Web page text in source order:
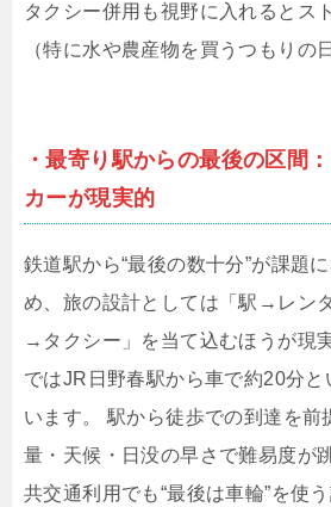
タクシー併用も視野に入れるとス
（特に水や農産物を買うつもりの
・最寄り駅からの最後の区間
カーが現実的
鉄道駅から“最後の数十分”が課題
め、旅の設計としては「駅→レン
→タクシー」を当て込むほうが現
ではJR日野春駅から車で約20分と
います。 駅から徒歩での到達を前
量・天候・日没の早さで難易度が
共交通利用でも“最後は車輪”を使